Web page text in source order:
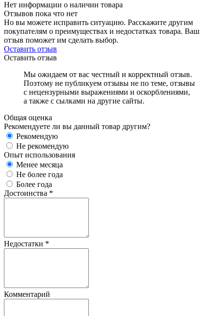
Нет информации о наличии товара
Отзывов пока что нет
Но вы можете исправить ситуацию. Расскажите другим
покупателям о преимуществах и недостатках товара. Ваш
отзыв поможет им сделать выбор.
Оставить отзыв
Оставить отзыв
Мы ожидаем от вас честный и корректный отзыв.
Поэтому не публикуем отзывы не по теме, отзывы
с нецензурными выражениями и оскорблениями,
а также с сылками на другие сайты.
Общая оценка
Рекомендуете ли вы данный товар другим?
Рекомендую
Не рекомендую
Опыт использования
Менее месяца
Не более года
Более года
Достоинства *
Недостатки *
Комментарий